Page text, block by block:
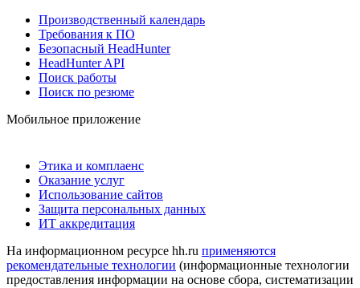
Производственный календарь
Требования к ПО
Безопасный HeadHunter
HeadHunter API
Поиск работы
Поиск по резюме
Мобильное приложение
Этика и комплаенс
Оказание услуг
Использование сайтов
Защита персональных данных
ИТ аккредитация
На информационном ресурсе hh.ru применяются
рекомендательные технологии (информационные технологии
предоставления информации на основе сбора, систематизации